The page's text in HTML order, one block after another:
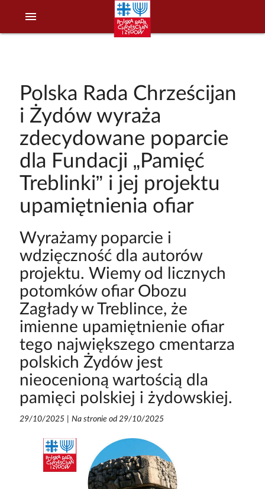
menu
Polska Rada Chrześcijan
i Żydów wyraża
zdecydowane poparcie
dla Fundacji „Pamięć
Treblinki” i jej projektu
upamiętnienia ofiar
Wyrażamy poparcie i
wdzięczność dla autorów
projektu. Wiemy od licznych
potomków ofiar Obozu
Zagłady w Treblince, że
imienne upamiętnienie ofiar
tego największego cmentarza
polskich Żydów jest
nieocenioną wartością dla
pamięci polskiej i żydowskiej.
29/10/2025| Na stronie od 29/10/2025